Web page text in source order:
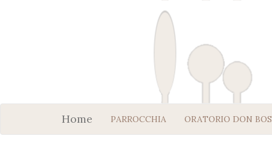
Home PARROCCHIA ORATORIO DON